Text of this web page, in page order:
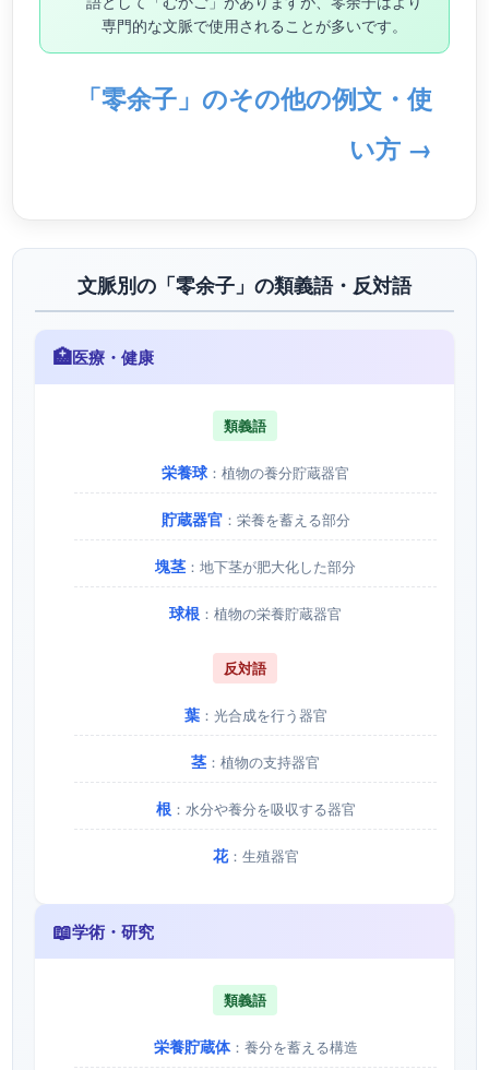
専門的な文脈で使用されることが多いです。
「零余子」のその他の例文・使
い方 →
文脈別の「零余子」の類義語・反対語
🏥医療・健康
類義語
栄養球 ：植物の養分貯蔵器官
貯蔵器官：栄養を蓄える部分
塊茎 ：地下茎が肥大化した部分
球根 ：植物の栄養貯蔵器官
反対語
葉：光合成を行う器官
茎 ：植物の支持器官
根：水分や養分を吸収する器官
花：生殖器官
📖学術・研究
類義語
栄養貯蔵体：養分を蓄える構造